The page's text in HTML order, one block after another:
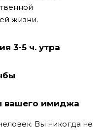
жизни.
3-5 ч. утра
вашего имиджа
Вы никогда не